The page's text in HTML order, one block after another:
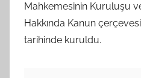
Mahkemesinin Kuruluşu
Hakkında Kanun
tarihinde kuruldu.